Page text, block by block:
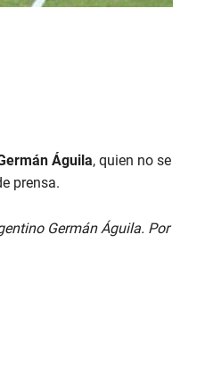
Águila, quien no se
prensa.
Germán Águila. Por